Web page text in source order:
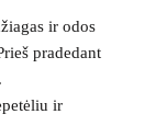
ir odos
pradedant
ir